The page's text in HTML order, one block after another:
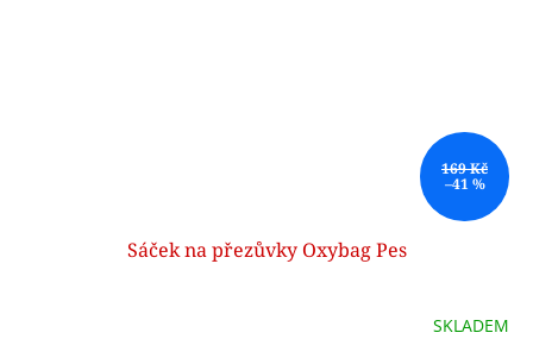
169 Kč
–41 %
Sáček na přezůvky Oxybag Pes
SKLADEM